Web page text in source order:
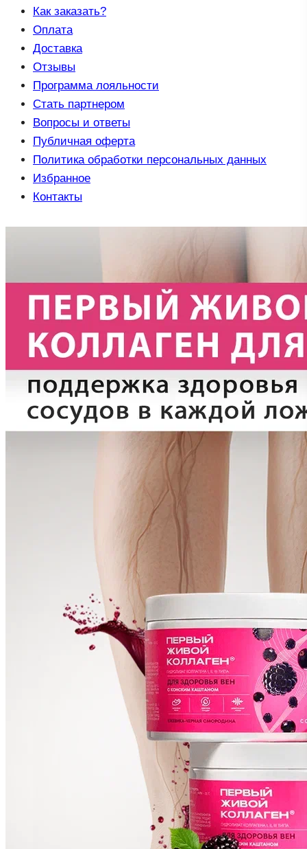
Как заказать?
Оплата
Доставка
Отзывы
Программа лояльности
Стать партнером
Вопросы и ответы
Публичная оферта
Политика обработки персональных данных
Избранное
Контакты